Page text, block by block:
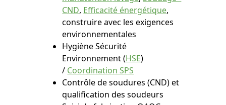
CND, Efficacité énergétique,
construire avec les exigences
environnementales
Hygiène Sécurité
Environnement (HSE)
/ Coordination SPS
Contrôle de soudures (CND) et
qualification des soudeurs